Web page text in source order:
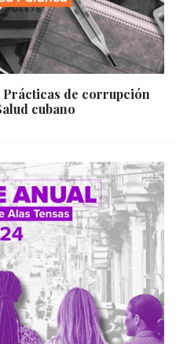
de corrupción
cubano